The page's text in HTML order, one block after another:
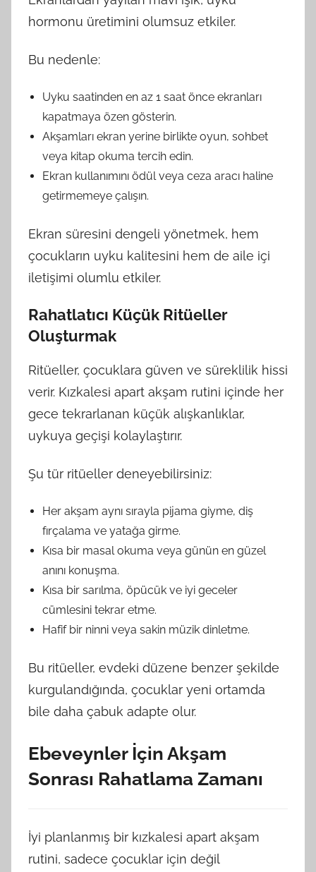
hormonu üretimini olumsuz etkiler.
Bu nedenle:
Uyku saatinden en az 1 saat önce ekranları
kapatmaya özen gösterin.
Akşamları ekran yerine birlikte oyun, sohbet
veya kitap okuma tercih edin.
Ekran kullanımını ödül veya ceza aracı haline
getirmemeye çalışın.
Ekran süresini dengeli yönetmek, hem
çocukların uyku kalitesini hem de aile içi
iletişimi olumlu etkiler.
Rahatlatıcı Küçük Ritüeller
Oluşturmak
Ritüeller, çocuklara güven ve süreklilik hissi
verir. Kızkalesi apart akşam rutini içinde her
gece tekrarlanan küçük alışkanlıklar,
uykuya geçişi kolaylaştırır.
Şu tür ritüeller deneyebilirsiniz:
Her akşam aynı sırayla pijama giyme, diş
fırçalama ve yatağa girme.
Kısa bir masal okuma veya günün en güzel
anını konuşma.
Kısa bir sarılma, öpücük ve iyi geceler
cümlesini tekrar etme.
Hafif bir ninni veya sakin müzik dinletme.
Bu ritüeller, evdeki düzene benzer şekilde
kurgulandığında, çocuklar yeni ortamda
bile daha çabuk adapte olur.
Ebeveynler İçin Akşam
Sonrası Rahatlama Zamanı
İyi planlanmış bir kızkalesi apart akşam
rutini, sadece çocuklar için değil